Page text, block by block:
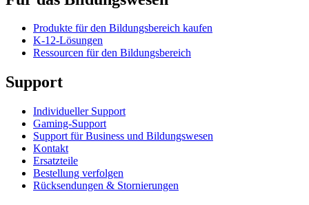
Produkte für den Bildungsbereich kaufen
K-12-Lösungen
Ressourcen für den Bildungsbereich
Support
Individueller Support
Gaming-Support
Support für Business und Bildungswesen
Kontakt
Ersatzteile
Bestellung verfolgen
Rücksendungen & Stornierungen